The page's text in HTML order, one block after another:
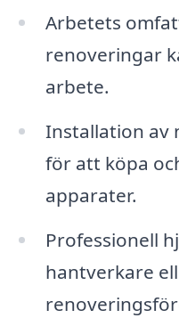
Arbetets
renoveringar
arbete.
Installation av
för att köpa
apparater.
Professionell
hantverkare